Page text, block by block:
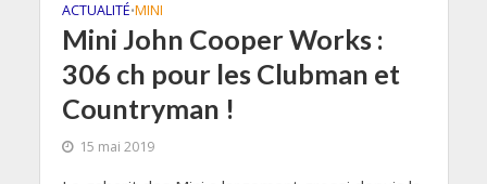
ACTUALITÉ•MINI
Mini John Cooper Works :
306 ch pour les Clubman et
Countryman !
15 mai 2019